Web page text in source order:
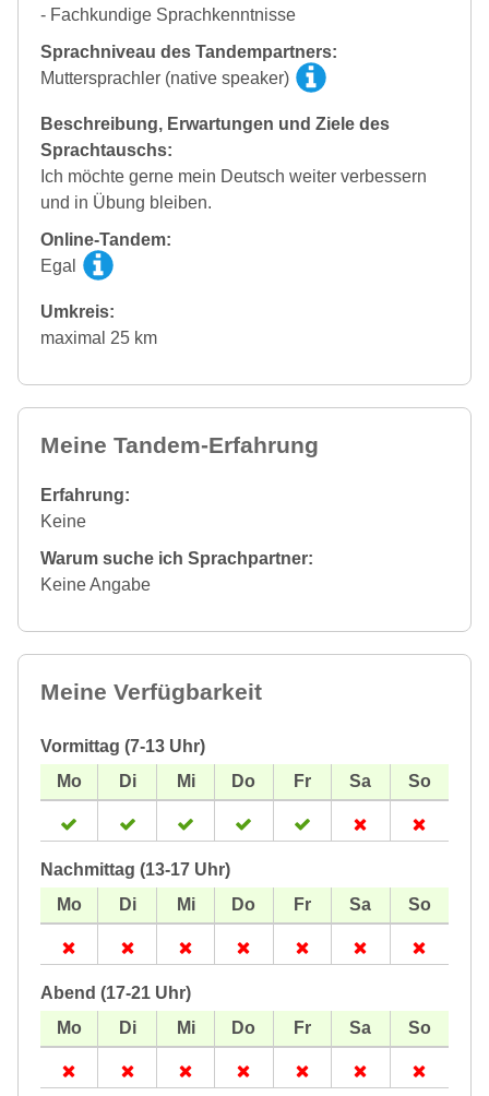
- Fachkundige Sprachkenntnisse
Sprachniveau des Tandempartners:
Muttersprachler (native speaker)
Beschreibung, Erwartungen und Ziele des
Sprachtauschs:
Ich möchte gerne mein Deutsch weiter verbessern
und in Übung bleiben.
Online-Tandem:
Egal
Umkreis:
maximal 25 km
Meine Tandem-Erfahrung
Erfahrung:
Keine
Warum suche ich Sprachpartner:
Keine Angabe
Meine Verfügbarkeit
Vormittag (7-13 Uhr)
Nachmittag (13-17 Uhr)
Abend (17-21 Uhr)